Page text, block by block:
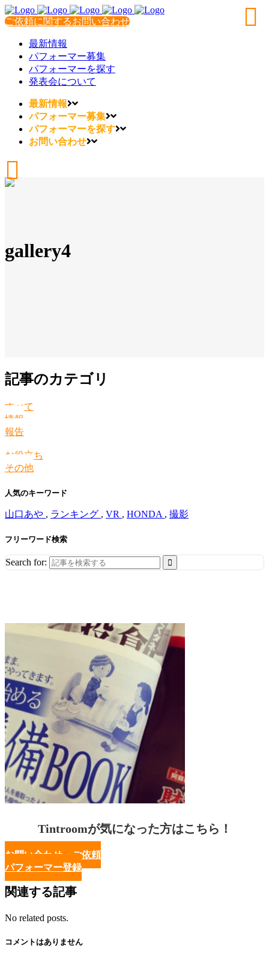
ご依頼に関するお問い合わせ
最新情報
パフォーマー募集
パフォーマーを探す
発表会について
最新情報
パフォーマー募集
パフォーマーを探す
お問い合わせ
gallery4
記事のカテゴリ
すべて
情報
報告
お役立ち
その他
人気のキーワード
山口あや , ランキング , VR , HONDA , 撮影
フリーワード検索
Search for:
Tintroomが気になった方はこちら！
お問い合わせ・ご依頼
パフォーマー登録
関連する記事
No related posts.
コメントはありません